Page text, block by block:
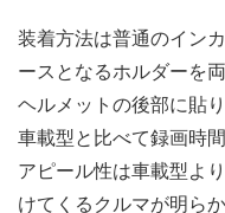
装着方法は普通のイン
ースとなるホルダーを
ヘルメットの後部に貼
車載型と比べて録画時
アピール性は車載型よ
けてくるクルマが明ら